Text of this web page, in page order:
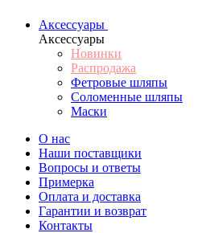
Аксессуары
Аксессуары
Новинки
Распродажа
Фетровые шляпы
Соломенные шляпы
Маски
О нас
Наши поставщики
Вопросы и ответы
Примерка
Оплата и доставка
Гарантии и возврат
Контакты